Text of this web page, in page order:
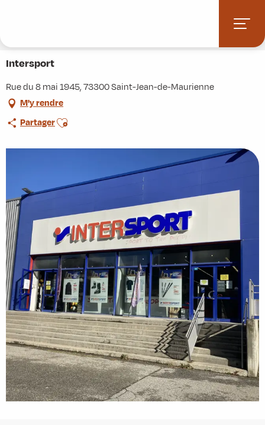
principal
Intersport
Rue du 8 mai 1945, 73300 Saint-Jean-de-Maurienne
M'y rendre
PartagerAjouter aux favoris